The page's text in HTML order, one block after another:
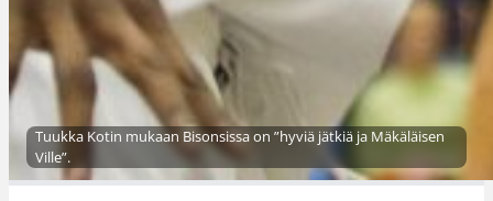
Tuukka Kotin mukaan Bisonsissa on ”hyviä jätkiä ja Mäkäläisen
Ville”.